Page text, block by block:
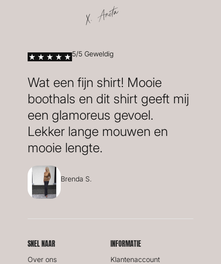
X. Anita
5/5 Geweldig
Wat een fijn shirt! Mooie
boothals en dit shirt geeft mij
een glamoreus gevoel.
Lekker lange mouwen en
mooie lengte.
Brenda S.
SNEL NAAR
Over ons
INFORMATIE
Klantenaccount